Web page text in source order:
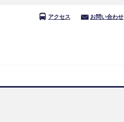
アクセス お問い合わせ